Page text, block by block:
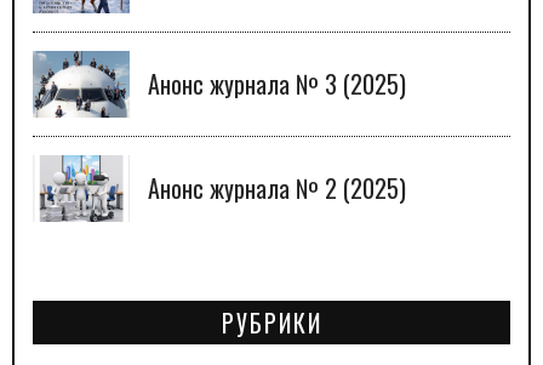
Анонс журнала № 3 (2025)
Анонс журнала № 2 (2025)
РУБРИКИ